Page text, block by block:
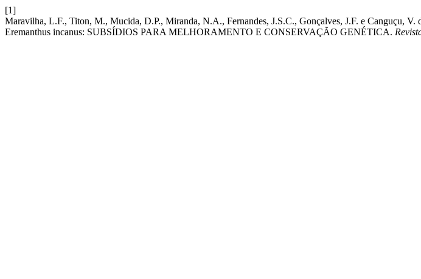
[1]
Maravilha, L.F., Titon, M., Mucida, D.P., Miranda, N.A., Fernandes, J.S.C., Gonçalves, J.F. e
Eremanthus incanus: SUBSÍDIOS PARA MELHORAMENTO E CONSERVAÇÃO GENÉTICA.